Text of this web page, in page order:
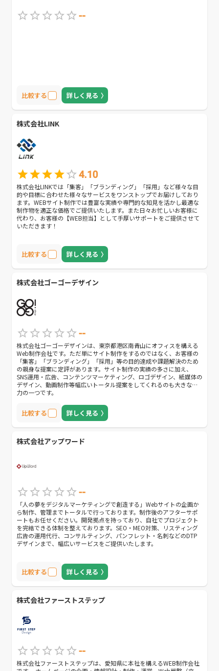
--
比較する 詳しく見る
株式会社LINK
4.10
株式会社LINKでは「集客」「ブランディング」「採用」など様々な目
的や目標に合わせた様々なサービスをワンストップでお届けしており
ます。WEBサイト制作では豊富な実績や専門的な知見を活かし最適な
制作物を適正な価格でご提供いたします。また日々お忙しいお客様に
代わり、お客様の【WEB担当】として手厚いサポートをご提供させて
いただきます！
比較する 詳しく見る
株式会社ゴーゴーデザイン
--
株式会社ゴーゴーデザインは、東京都港区南青山にオフィスを構える
Web制作会社です。ただ単にサイト制作をするのではなく、お客様の
「集客」「ブランディング」「採用」等の目的達成や課題解決のため
の親身な提案に定評があります。サイト制作の実績の多さに加え、
SNS運用・広告、コンテンツマーケティング、ロゴデザイン、紙媒体の
デザイン、動画制作等幅広いトータル提案をしてくれるのも大きな魅
力の一つです。
比較する 詳しく見る
株式会社アップワード
--
「人の夢をデジタルマーケティングで創造する」Webサイトの企画か
ら制作、管理までトータルで行っております。制作後のアフターサポ
ートもお任せください。開発拠点を持っており、自社でプロジェクト
を完結できる体制を整えております。SEO・MEO対策、リスティング
広告の運用代行、コンサルティング、パンフレット・名刺などのDTP
デザインまで、幅広いサービスをご提供いたします。
比較する 詳しく見る
株式会社ファーストステップ
--
株式会社ファーストステップは、愛知県に本社を構えるWEB制作会社